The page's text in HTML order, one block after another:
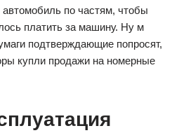
автомобиль по частям, чтобы
платить за машину. Ну м
подтверждающие попросят,
купли продажи на номерные